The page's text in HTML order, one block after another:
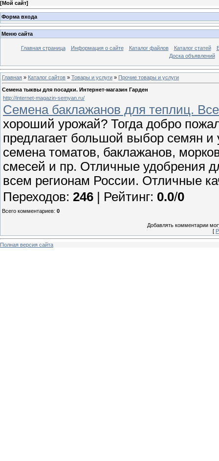
[Мой сайт]
Форма входа
Меню сайта
Главная страница Информация о сайте Каталог файлов Каталог статей
Доска объявлений
Главная » Каталог сайтов » Товары и услуги » Прочие товары и услуги
Семена тыквы для посадки. Интернет-магазин Гарден
http://internet-magazin-semyan.ru/
Семена баклажанов для теплиц.
хороший урожай? Тогда добро
предлагает большой выбор семян
семена томатов, баклажанов,
смесей и пр. Отличные удобрения
всем регионам России. Отличные
Переходов: 246 | Рейтинг: 0.0/0
Всего комментариев: 0
Добавлять комментарии
[
Полная версия сайта